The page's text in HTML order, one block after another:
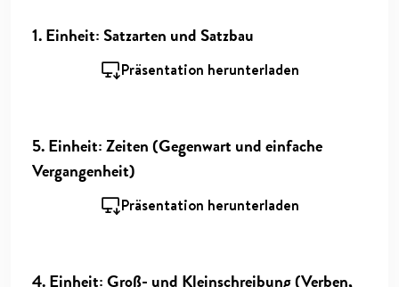
1. Einheit: Satzarten und Satzbau
Präsentation herunterladen
5. Einheit: Zeiten (Gegenwart und einfache
Vergangenheit)
Präsentation herunterladen
4. Einheit: Groß- und Kleinschreibung (Verben,